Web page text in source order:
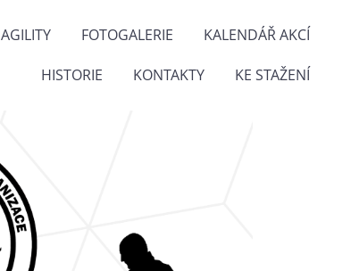
AGILITY FOTOGALERIE KALENDÁŘ AKCÍ
HISTORIE KONTAKTY KE STAŽENÍ